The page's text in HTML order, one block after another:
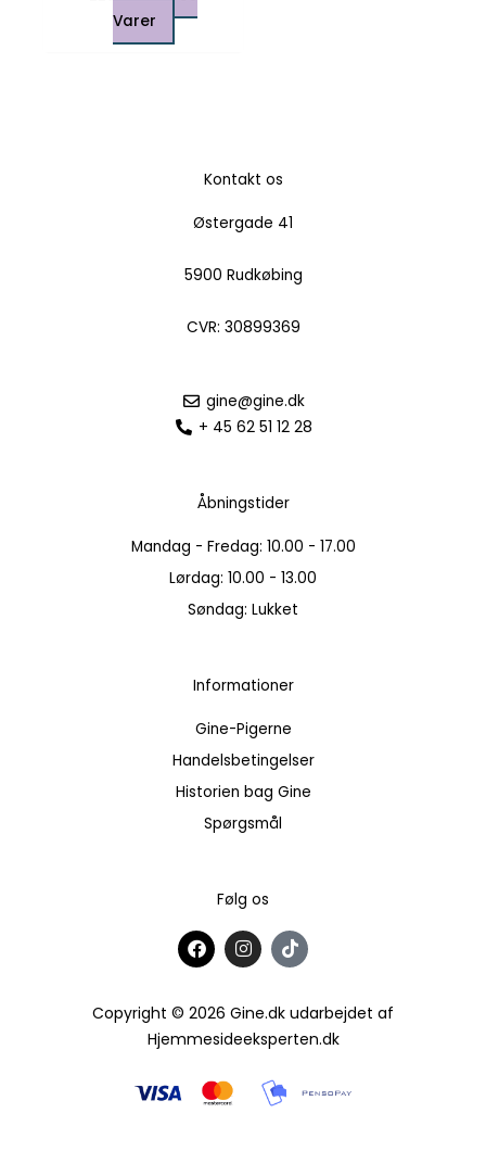
Varer
Kontakt os
Østergade 41
5900 Rudkøbing
CVR: 30899369
gine@gine.dk
+ 45 62 51 12 28
Åbningstider
Mandag - Fredag: 10.00 - 17.00
Lørdag: 10.00 - 13.00
Søndag: Lukket
Informationer
Gine-Pigerne
Handelsbetingelser
Historien bag Gine
Spørgsmål
Følg os
F
a
c
b
o
o
I
n
s
a
g
r
T
i
k
o
k
Copyright © 2026 Gine.dk udarbejdet af
Hjemmesideeksperten.dk